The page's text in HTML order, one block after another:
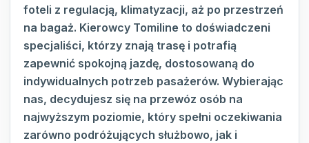
foteli z regulacją, klimatyzacji, aż po przestrzeń
na bagaż. Kierowcy Tomiline to doświadczeni
specjaliści, którzy znają trasę i potrafią
zapewnić spokojną jazdę, dostosowaną do
indywidualnych potrzeb pasażerów. Wybierając
nas, decydujesz się na przewóz osób na
najwyższym poziomie, który spełni oczekiwania
zarówno podróżujących służbowo, jak i